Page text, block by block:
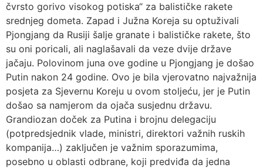
čvrsto gorivo visokog potiska“ za balističke rakete
srednjeg dometa. Zapad i Južna Koreja su optuživali
Pjongjang da Rusiji šalje granate i balističke rakete, što
su oni poricali, ali naglašavali da veze dvije države
jačaju. Polovinom juna ove godine u Pjongjang je došao
Putin nakon 24 godine. Ovo je bila vjerovatno najvažnija
posjeta za Sjevernu Koreju u ovom stoljeću, jer je Putin
došao sa namjerom da ojača susjednu državu.
Grandiozan doček za Putina i brojnu delegaciju
(potpredsjednik vlade, ministri, direktori važnih ruskih
kompanija…) zaključen je važnim sporazumima,
posebno u oblasti odbrane, koji predviđa da jedna